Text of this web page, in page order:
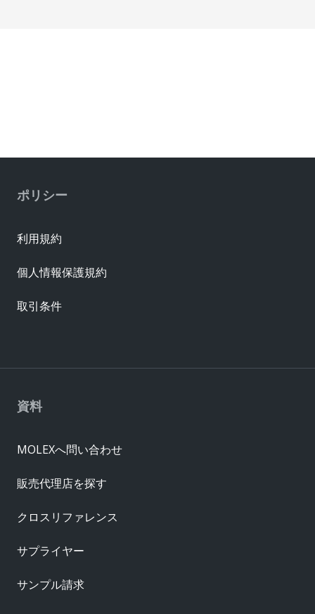
資料
MOLEXへ問い合わせ
販売代理店を探す
クロスリファレンス
サプライヤー
サンプル請求
ポリシー
利用規約
個人情報保護規約
取引条件